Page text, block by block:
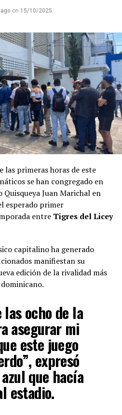
on 15/10/2025
las primeras horas de este
se han congregado en
Juan Marichal en
esperado primer
entre Tigres del Licey
capitalino ha generado
manifiestan su
edición de la rivalidad más
las ocho de la
asegurar mi
este juego
expresó
que hacía
estadio.